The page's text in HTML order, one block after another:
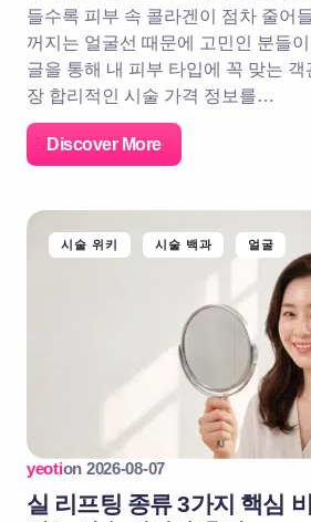
들수록 피부 속 콜라겐이 점차 줄어
꺼지는 얼굴선 때문에 고민인 분들이
글을 통해 내 피부 타입에 꼭 맞는
장 합리적인 시술 가격 정보를…
Discover More
시술 위키 시술 백과 얼굴
yeotion 2026-08-07
실 리프팅 종류 3가지 핵심